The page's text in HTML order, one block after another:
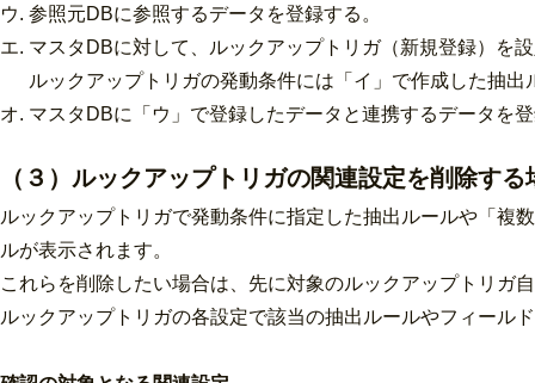
ウ. 参照元DBに参照するデータを登録する。
エ. マスタDBに対して、ルックアップトリガ（新規登録）を
ルックアップトリガの発動条件には「イ」で作成した抽出
オ. マスタDBに「ウ」で登録したデータと連携するデータを
（３）ルックアップトリガの関連設定を削除す
ルックアップトリガで発動条件に指定した抽出ルールや「複
ルが表示されます。
これらを削除したい場合は、先に対象のルックアップトリガ
ルックアップトリガの各設定で該当の抽出ルールやフィール